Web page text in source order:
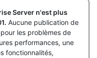
Server n'est plus
. Aucune publication de
les problèmes de
performances, une
fonctionnalités,